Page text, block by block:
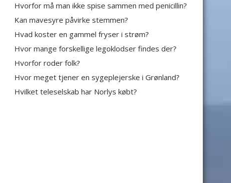
Hvorfor må man ikke spise sammen med penicillin?
Kan mavesyre påvirke stemmen?
Hvad koster en gammel fryser i strøm?
Hvor mange forskellige legoklodser findes der?
Hvorfor roder folk?
Hvor meget tjener en sygeplejerske i Grønland?
Hvilket teleselskab har Norlys købt?